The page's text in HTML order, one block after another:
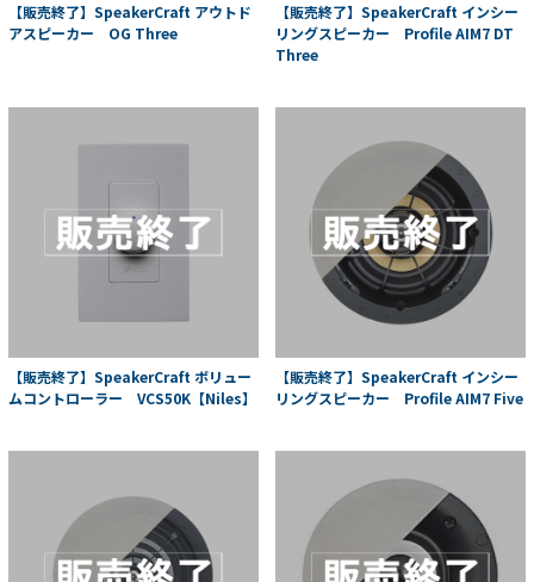
【販売終了】SpeakerCraft アウトド
アスピーカー OG Three
【販売終了】SpeakerCraft インシー
リングスピーカー Profile AIM7 DT
Three
【販売終了】SpeakerCraft ボリュー
ムコントローラー VCS50K【Niles】
【販売終了】SpeakerCraft インシー
リングスピーカー Profile AIM7 Five